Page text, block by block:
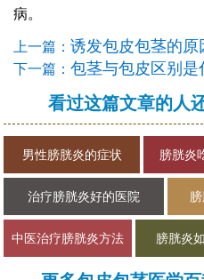
病。
上一篇：诱发包皮包茎的原
下一篇：包茎与包皮区别是
看过这篇文章的人
男性膀胱炎的症状 膀胱炎
治疗膀胱炎好的医院
中医治疗膀胱炎方法 膀胱炎